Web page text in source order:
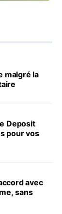
malgré la
Deposit
pour vos
avec
sans